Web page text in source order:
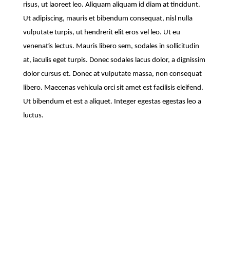
risus, ut laoreet leo. Aliquam aliquam id diam at tincidunt.
Ut adipiscing, mauris et bibendum consequat, nisl nulla
vulputate turpis, ut hendrerit elit eros vel leo. Ut eu
venenatis lectus. Mauris libero sem, sodales in sollicitudin
at, iaculis eget turpis. Donec sodales lacus dolor, a dignissim
dolor cursus et. Donec at vulputate massa, non consequat
libero. Maecenas vehicula orci sit amet est facilisis eleifend.
Ut bibendum et est a aliquet. Integer egestas egestas leo a
luctus.